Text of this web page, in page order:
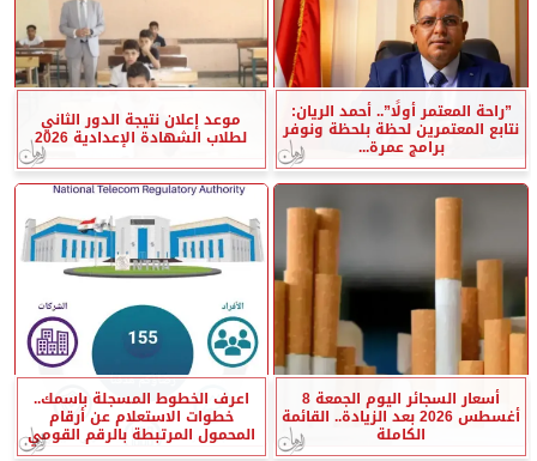
”راحة المعتمر أولًا”.. أحمد الريان:
نتابع المعتمرين لحظة بلحظة ونوفر
برامج عمرة...
موعد إعلان نتيجة الدور الثاني
لطلاب الشهادة الإعدادية 2026
أسعار السجائر اليوم الجمعة 8
أغسطس 2026 بعد الزيادة.. القائمة
الكاملة
اعرف الخطوط المسجلة باسمك..
خطوات الاستعلام عن أرقام
المحمول المرتبطة بالرقم القومي